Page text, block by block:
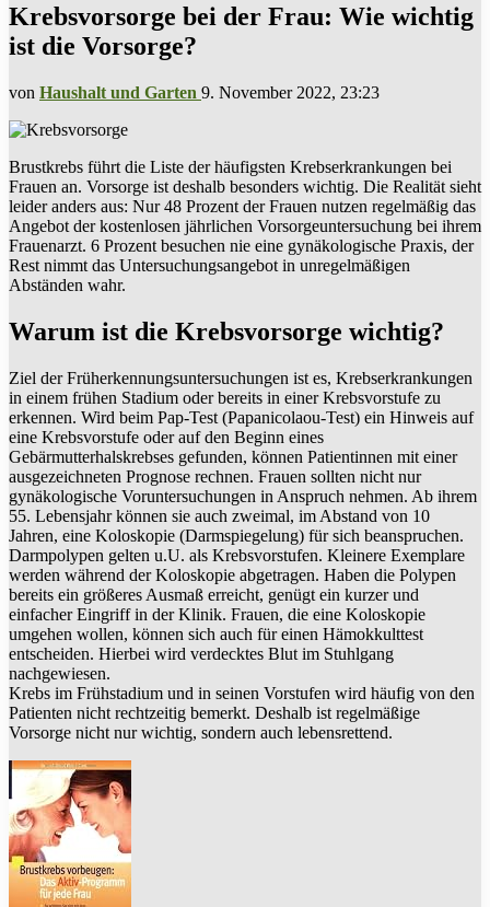
Krebsvorsorge bei der Frau: Wie wichtig
ist die Vorsorge?
von Haushalt und Garten 9. November 2022, 23:23
Brustkrebs führt die Liste der häufigsten Krebserkrankungen bei
Frauen an. Vorsorge ist deshalb besonders wichtig. Die Realität sieht
leider anders aus: Nur 48 Prozent der Frauen nutzen regelmäßig das
Angebot der kostenlosen jährlichen Vorsorgeuntersuchung bei ihrem
Frauenarzt. 6 Prozent besuchen nie eine gynäkologische Praxis, der
Rest nimmt das Untersuchungsangebot in unregelmäßigen
Abständen wahr.
Warum ist die Krebsvorsorge wichtig?
Ziel der Früherkennungsuntersuchungen ist es, Krebserkrankungen
in einem frühen Stadium oder bereits in einer Krebsvorstufe zu
erkennen. Wird beim Pap-Test (Papanicolaou-Test) ein Hinweis auf
eine Krebsvorstufe oder auf den Beginn eines
Gebärmutterhalskrebses gefunden, können Patientinnen mit einer
ausgezeichneten Prognose rechnen. Frauen sollten nicht nur
gynäkologische Voruntersuchungen in Anspruch nehmen. Ab ihrem
55. Lebensjahr können sie auch zweimal, im Abstand von 10
Jahren, eine Koloskopie (Darmspiegelung) für sich beanspruchen.
Darmpolypen gelten u.U. als Krebsvorstufen. Kleinere Exemplare
werden während der Koloskopie abgetragen. Haben die Polypen
bereits ein größeres Ausmaß erreicht, genügt ein kurzer und
einfacher Eingriff in der Klinik. Frauen, die eine Koloskopie
umgehen wollen, können sich auch für einen Hämokkulttest
entscheiden. Hierbei wird verdecktes Blut im Stuhlgang
nachgewiesen.
Krebs im Frühstadium und in seinen Vorstufen wird häufig von den
Patienten nicht rechtzeitig bemerkt. Deshalb ist regelmäßige
Vorsorge nicht nur wichtig, sondern auch lebensrettend.